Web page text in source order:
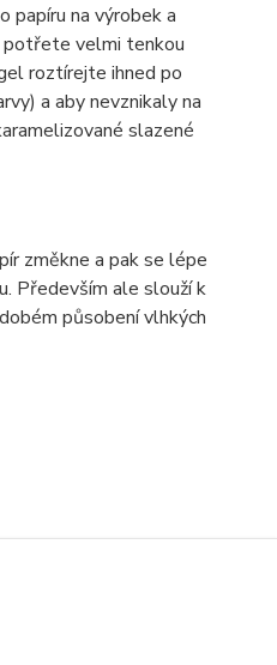
papíru na výrobek a
potřete velmi tenkou
roztírejte ihned po
a aby nevznikaly na
slazené
změkne a pak se lépe
Především ale slouží k
působení vlhkých